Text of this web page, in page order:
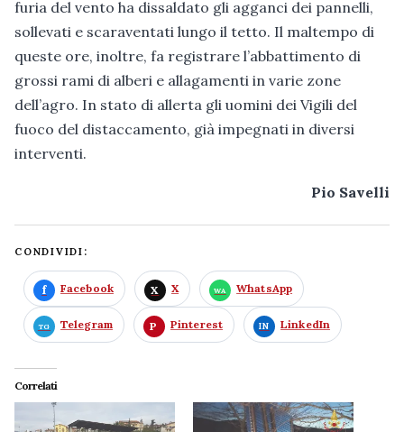
furia del vento ha dissaldato gli agganci dei pannelli,
sollevati e scaraventati lungo il tetto. Il maltempo di
queste ore, inoltre, fa registrare l’abbattimento di
grossi rami di alberi e allagamenti in varie zone
dell’agro. In stato di allerta gli uomini dei Vigili del
fuoco del distaccamento, già impegnati in diversi
interventi.
Pio Savelli
CONDIVIDI:
Facebook X WhatsApp
Telegram Pinterest LinkedIn
Correlati